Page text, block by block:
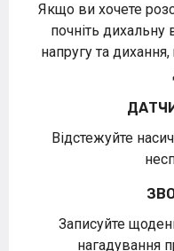
Якщо ви хочете
почніть
напругу та
Відстежуйте
Записуйте
нагадування